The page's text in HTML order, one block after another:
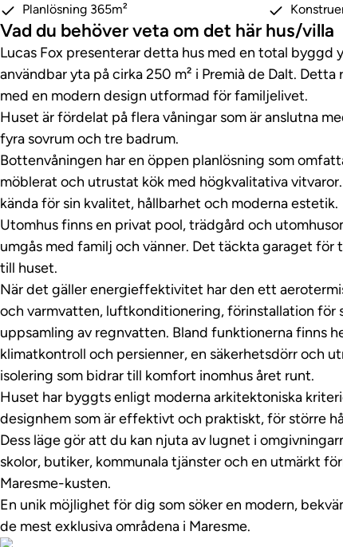
Planlösning 365m²
Vad du behöver veta om det här hus/villa
Lucas Fox presenterar detta hus med en total byggd
användbar yta på cirka 250 m² i Premià de Dalt.
med en modern design utformad för familjelivet.
Huset är fördelat på flera våningar som är anslutna
fyra sovrum och tre badrum.
Bottenvåningen har en öppen planlösning som
möblerat och utrustat kök med högkvalitativa
kända för sin kvalitet, hållbarhet och moderna estetik.
Utomhus finns en privat pool, trädgård och
umgås med familj och vänner. Det täckta garaget
till huset.
När det gäller energieffektivitet har den ett
och varmvatten, luftkonditionering, förinstallation för
uppsamling av regnvatten. Bland funktionerna finns
klimatkontroll och persienner, en säkerhetsdörr och
isolering som bidrar till komfort inomhus året runt.
Huset har byggts enligt moderna arkitektoniska
designhem som är effektivt och praktiskt, för större
Dess läge gör att du kan njuta av lugnet i
skolor, butiker, kommunala tjänster och en utmärkt
Maresme-kusten.
En unik möjlighet för dig som söker en modern,
de mest exklusiva områdena i Maresme.